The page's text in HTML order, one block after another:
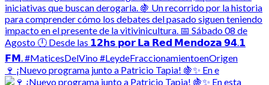
🍷 ¡Nuevo programa junto a Patricio Tapia! 🍇✨ En e